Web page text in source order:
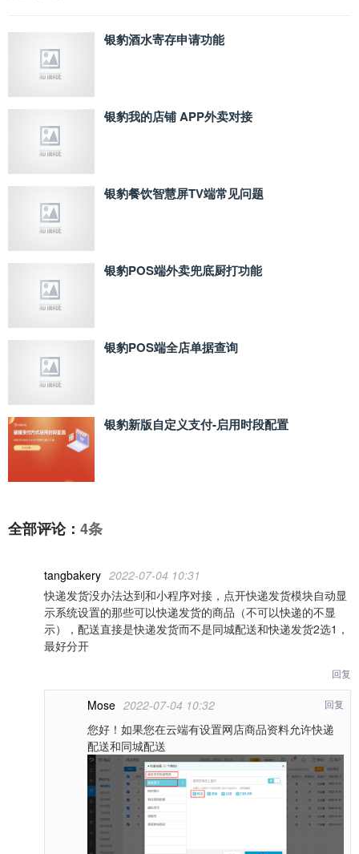
银豹酒水寄存申请功能
银豹我的店铺 APP外卖对接
银豹餐饮智慧屏TV端常见问题
银豹POS端外卖兜底厨打功能
银豹POS端全店单据查询
银豹新版自定义支付‑启用时段配置
全部评论： 4条
tangbakery 2022-07-04 10:31
快递发货没办法达到和小程序对接，点开快递发货模块自动显
示系统设置的那些可以快递发货的商品（不可以快递的不显
示），配送直接是快递发货而不是同城配送和快递发货2选1，
最好分开
回复
Mose 2022-07-04 10:32
您好！如果您在云端有设置网店商品资料允许快递
配送和同城配送
回复